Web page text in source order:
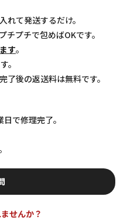
れて発送するだけ。
プチで包めばOKです。
す。
。
了後の返送料は無料です。
で修理完了。
せんか？